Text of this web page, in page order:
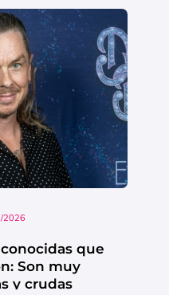
2026
que
Son muy
y crudas